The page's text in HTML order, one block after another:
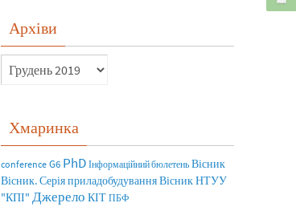
Архіви
Хмаринка
conference G6 PhD Інформаційний бюлетень Вісник
Вісник. Серія приладобудуванняВісник НТУУ
"КПІ" Джерело КІТ ПБФ